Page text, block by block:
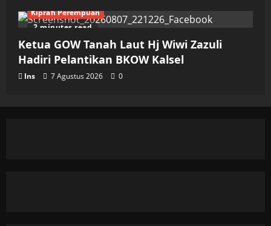
2 minutes read
Kiprah Perempuan
Ketua GOW Tanah Laut Hj Wiwi Zazuli
Hadiri Pelantikan BKOW Kalsel
Ins 7 Agustus 2026 0